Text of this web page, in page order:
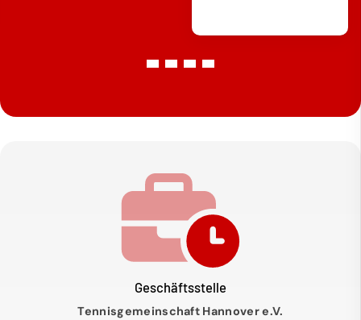
Geschäftsstelle
Tennisgemeinschaft Hannover e.V.